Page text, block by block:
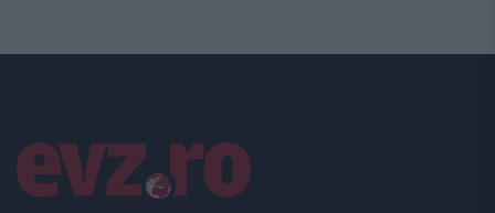
Linkuri utile